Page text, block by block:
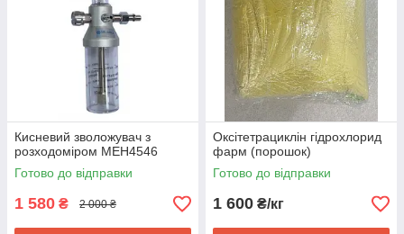
Кисневий зволожувач з
розходоміром МЕН4546
Готово до відправки
1 580 ₴ 2 000 ₴
Оксітетрациклін гідрохлорид
фарм (порошок)
Готово до відправки
1 600 ₴/кг